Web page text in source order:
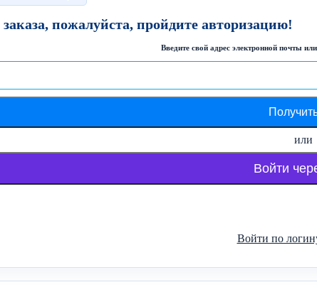
пожалуйста, пройдите авторизацию!
Введите свой адрес электронной почты
или
Войти
Войти по